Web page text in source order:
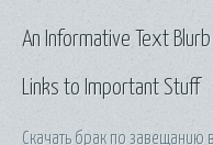
Links to Important Stuff
Скачать брак по завещанию
An Informative Text Blurb